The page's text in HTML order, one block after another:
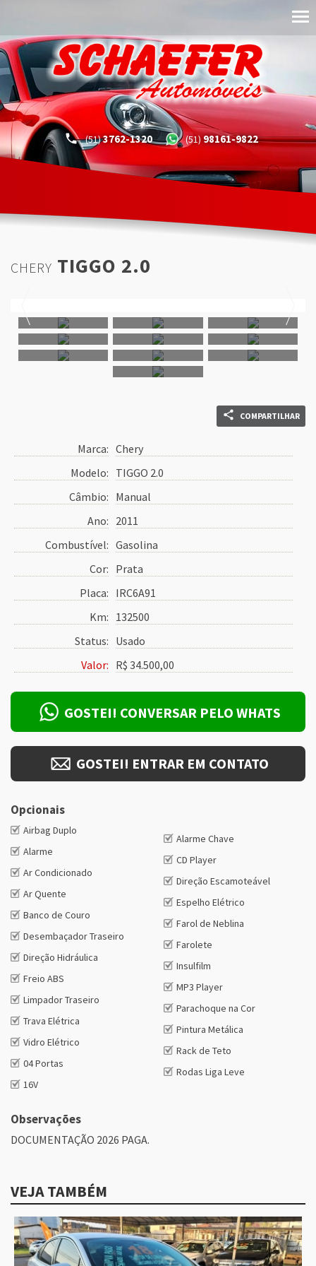
(51)3762-1320 (51) 98161-9822
CHERY TIGGO 2.0
COMPARTILHAR
Marca: Chery
Modelo: TIGGO 2.0
Câmbio: Manual
Ano: 2011
Combustível: Gasolina
Cor: Prata
Placa: IRC6A91
Km: 132500
Status: Usado
Valor: R$ 34.500,00
GOSTEI! CONVERSAR PELO WHATS
GOSTEI! ENTRAR EM CONTATO
Opcionais
Airbag Duplo
Alarme
Ar Condicionado
Ar Quente
Banco de Couro
Desembaçador Traseiro
Direção Hidráulica
Freio ABS
Limpador Traseiro
Trava Elétrica
Vidro Elétrico
04 Portas
16V
Alarme Chave
CD Player
Direção Escamoteável
Espelho Elétrico
Farol de Neblina
Farolete
Insulfilm
MP3 Player
Parachoque na Cor
Pintura Metálica
Rack de Teto
Rodas Liga Leve
Observações
DOCUMENTAÇÃO 2026 PAGA.
VEJA TAMBÉM